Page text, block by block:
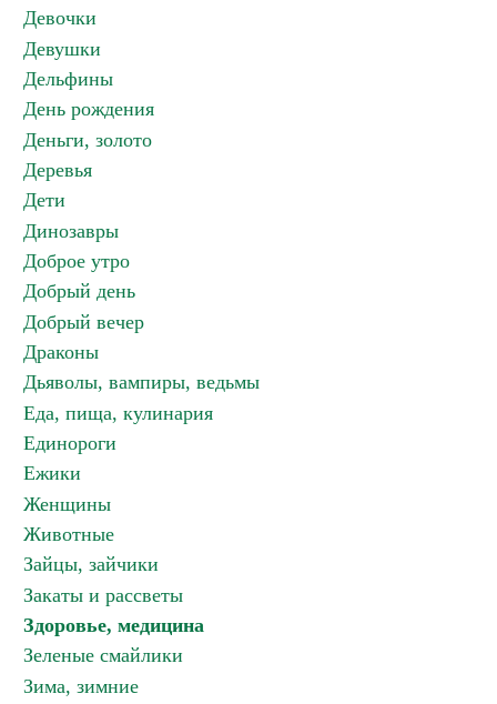
Девочки
Девушки
Дельфины
День рождения
Деньги, золото
Деревья
Дети
Динозавры
Доброе утро
Добрый день
Добрый вечер
Драконы
Дьяволы, вампиры, ведьмы
Еда, пища, кулинария
Единороги
Ежики
Женщины
Животные
Зайцы, зайчики
Закаты и рассветы
Здоровье, медицина
Зеленые смайлики
Зима, зимние